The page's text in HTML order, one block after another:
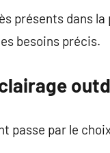
présents dans la
besoins précis.
passe par le